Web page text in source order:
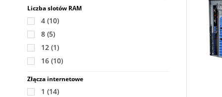
Liczba slotów RAM
4 (10)
8 (5)
12 (1)
16 (10)
Złącza internetowe
1 (14)